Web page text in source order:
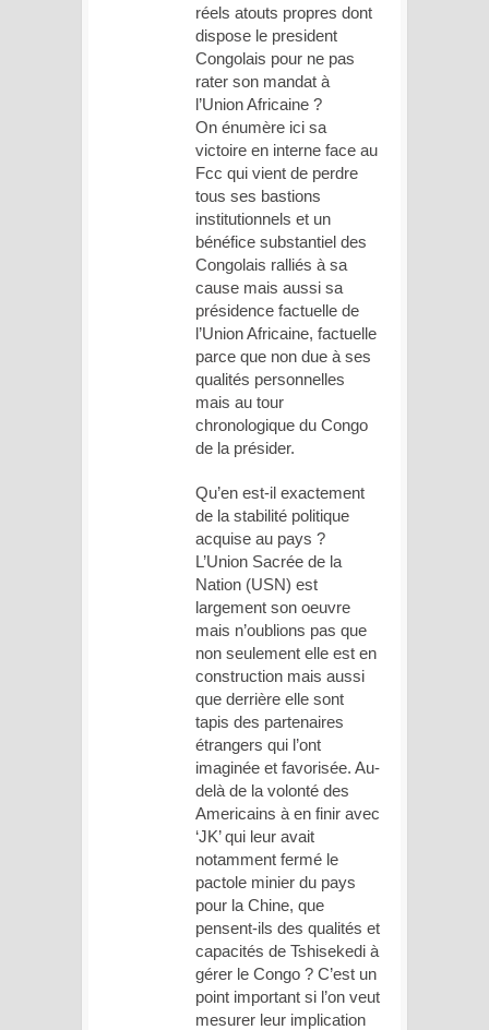
réels atouts propres dont
dispose le president
Congolais pour ne pas
rater son mandat à
l’Union Africaine ?
On énumère ici sa
victoire en interne face au
Fcc qui vient de perdre
tous ses bastions
institutionnels et un
bénéfice substantiel des
Congolais ralliés à sa
cause mais aussi sa
présidence factuelle de
l’Union Africaine, factuelle
parce que non due à ses
qualités personnelles
mais au tour
chronologique du Congo
de la présider.
Qu’en est-il exactement
de la stabilité politique
acquise au pays ?
L’Union Sacrée de la
Nation (USN) est
largement son oeuvre
mais n’oublions pas que
non seulement elle est en
construction mais aussi
que derrière elle sont
tapis des partenaires
étrangers qui l’ont
imaginée et favorisée. Au-
delà de la volonté des
Americains à en finir avec
‘JK’ qui leur avait
notamment fermé le
pactole minier du pays
pour la Chine, que
pensent-ils des qualités et
capacités de Tshisekedi à
gérer le Congo ? C’est un
point important si l’on veut
mesurer leur implication